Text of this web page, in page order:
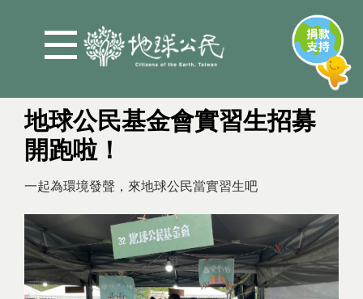
地球公民基金會實習生招募
開跑啦！
You are here
一起為環境發聲，來地球公民當實習生吧